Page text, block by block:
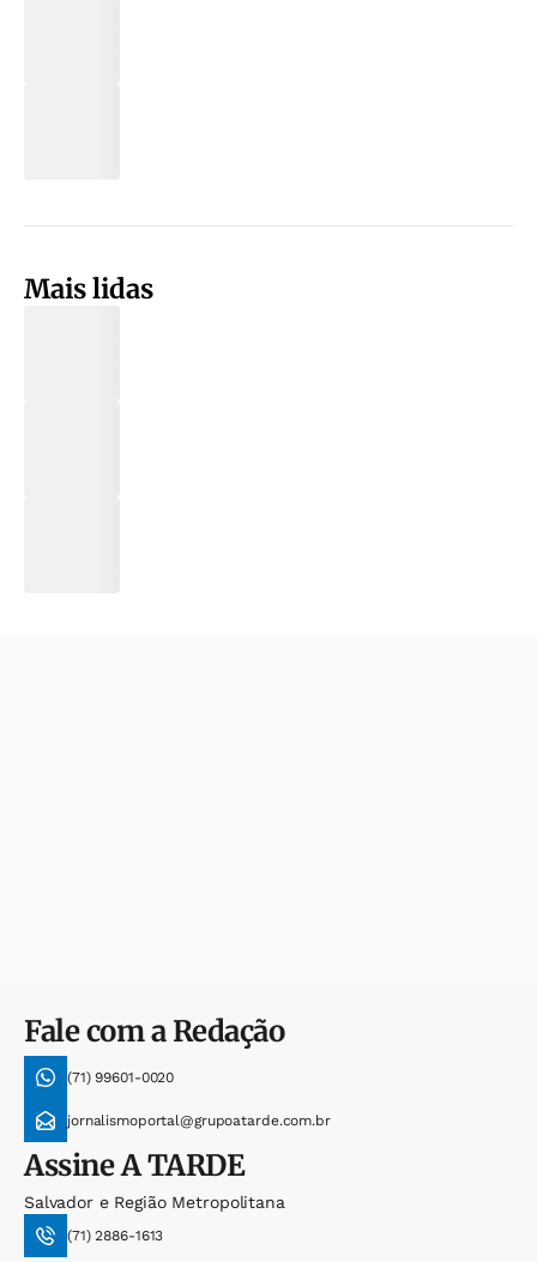
Mais lidas
Fale com a Redação
(71) 99601-0020
jornalismoportal@grupoatarde.com.br
AssineA TARDE
Salvador e Região Metropolitana
(71) 2886-1613